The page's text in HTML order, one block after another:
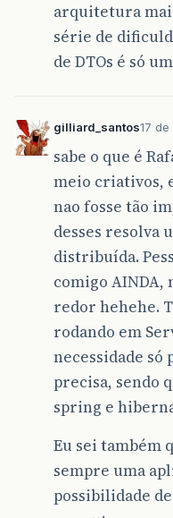
arquitetura
série de
de DTOs é só
gilliard_santos17
sabe o que é
meio criativos,
nao fosse tão
desses resolva
distribuída.
comigo AINDA,
redor hehehe.
rodando em
necessidade só
precisa, sendo
spring e
Eu sei também
sempre uma
possibilidade